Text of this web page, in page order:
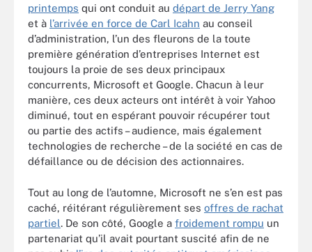
printemps qui ont conduit au départ de Jerry Yang
et à l’arrivée en force de Carl Icahn au conseil
d’administration, l’un des fleurons de la toute
première génération d’entreprises Internet est
toujours la proie de ses deux principaux
concurrents, Microsoft et Google. Chacun à leur
manière, ces deux acteurs ont intérêt à voir Yahoo
diminué, tout en espérant pouvoir récupérer tout
ou partie des actifs – audience, mais également
technologies de recherche – de la société en cas de
défaillance ou de décision des actionnaires.
Tout au long de l’automne, Microsoft ne s’en est pas
caché, réitérant régulièrement ses offres de rachat
partiel. De son côté, Google a froidement rompu un
partenariat qu’il avait pourtant suscité afin de ne